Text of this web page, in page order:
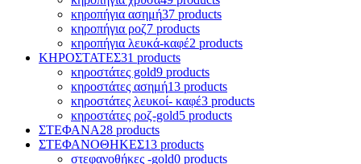
κηροπήγια ασημή37 products
κηροπήγια ροζ7 products
κηροπήγια λευκά-καφέ2 products
ΚΗΡΟΣΤΑΤΕΣ31 products
κηροστάτες gold9 products
κηροστάτες ασημή13 products
κηροστάτες λευκοί- καφέ3 products
κηροστάτες ροζ-gold5 products
ΣΤΕΦΑΝΑ28 products
ΣΤΕΦΑΝΟΘΗΚΕΣ13 products
στεφανοθήκες -gold0 products